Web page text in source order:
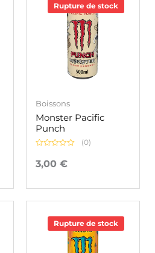
Rupture de stock
Boissons
Monster Pacific
Punch
0
sur
(0)
3,00 €
Rupture de stock